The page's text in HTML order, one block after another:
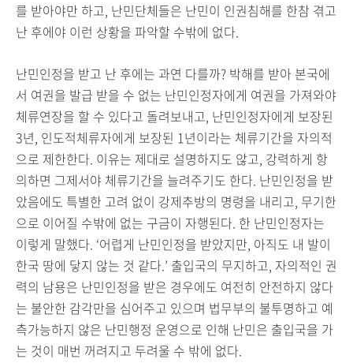
를 받아야만 하고, 난민단체들은 난민이 인권침해를 한참 겪고
난 후에야 이런 상황을 파악할 수밖에 없다.
난민인정을 받고 난 후에는 과연 다를까? 박해를 받아 본국에
서 여권을 발급 받을 수 없는 난민인정자에게 여권을 가져와야
체류연장을 할 수 있다고 돌려보내고, 난민인정자에게 보장된
3년, 인도적체류자에게 보장된 1년이라는 체류기간을 자의적
으로 제한한다. 이유는 제대로 설명하지도 않고, 강력하게 항
의하면 그제서야 체류기간을 늘려주기도 한다. 난민인정을 받
았음에도 특별한 고려 없이 강제추방의 명령을 내리고, 무기한
으로 이어질 수밖에 없는 구금이 자행된다. 한 난민인정자는
이렇게 말했다. ‘어렵게 난민인정을 받았지만, 아직도 내 발이
한국 땅에 닿지 않는 것 같다.’ 출입국의 무지하고, 자의적인 권
력의 남용은 난민인정을 받은 경우에도 여전히 안전하지 않다
는 불안한 감각만을 심어주고 있으며 법무부의 불투명하고 예
측가능하지 않은 난민행정 운영으로 인해 난민은 출입국을 가
는 것이 매번 꺼려지고 두려울 수 밖에 없다.